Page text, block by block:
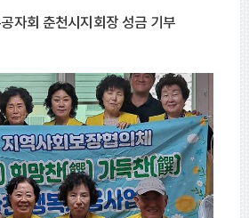
자회 춘천시지회장 성금 기부